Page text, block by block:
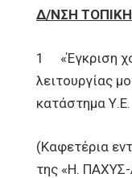
Δ/ΝΣΗ
1 «Έγκριση
λειτουργίας
κατάστημα Υ.Ε.
(Καφετέρια
της «Η.